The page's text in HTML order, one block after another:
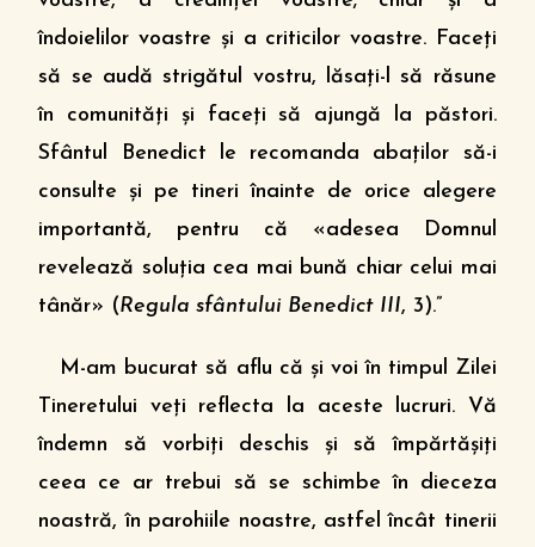
îndoielilor voastre şi a criticilor voastre. Faceţi
să se audă strigătul vostru, lăsaţi-l să răsune
în comunităţi şi faceţi să ajungă la păstori.
Sfântul Benedict le recomanda abaţilor să-i
consulte şi pe tineri înainte de orice alegere
importantă, pentru că «adesea Domnul
revelează soluţia cea mai bună chiar celui mai
tânăr» (Regula sfântului Benedict III, 3).”
M-am bucurat să aflu că şi voi în timpul Zilei
Tineretului veţi reflecta la aceste lucruri. Vă
îndemn să vorbiţi deschis şi să împărtăşiţi
ceea ce ar trebui să se schimbe în dieceza
noastră, în parohiile noastre, astfel încât tinerii